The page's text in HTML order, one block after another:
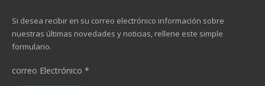
Si desea recibir en su correo electrónico información sobre
nuestras últimas novedades y noticias, rellene este simple
formulario.
correo Electrónico *